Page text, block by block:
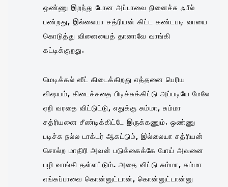
ஒண்ணு இறந்து போன அப்பாவை நினைச்சு ஃபீல்
பண்றது, இல்லையா சத்ரியன் கிட்ட கண்டபடி வாயை
கொடுத்து வினையைத் தானாவே வாங்கி
கட்டிக்குறது.
மெடிக்கல் ஸீட் கிடைக்கிறது எத்தனை பெரிய
விஷயம், கிடைச்சதை பிடிச்சுக்கிட்டு அப்படியே மேலே
ஏறி வரதை விட்டுட்டு, எதுக்கு சும்மா, சும்மா
சத்ரியனை சீண்டிக்கிட்டே இருக்கணும். ஒண்ணு
படிச்சு நல்ல டாக்டர் ஆகட்டும், இல்லையா சத்ரியன்
சொல்ற மாதிரி அவன் படுக்கைக்கே போய் அவனை
பழி வாங்கி தள்ளட்டும். அதை விட்டு சும்மா, சும்மா
எங்கப்பாவை கொன்னுட்டான், கொன்னுட்டான்னு